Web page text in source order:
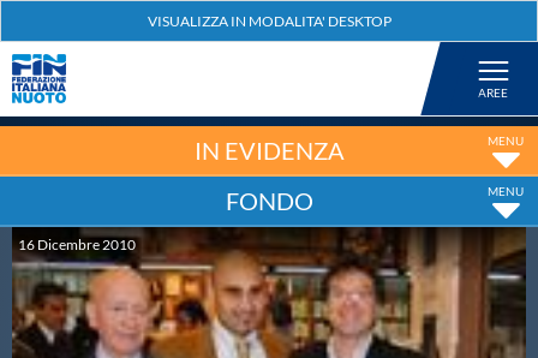
Nuoto
Tuffi
IN EVIDENZA
FONDO
16 Dicembre2010